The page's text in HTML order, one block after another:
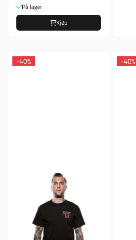
På lager
Kjøp
-40% -40%